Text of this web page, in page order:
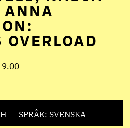
ANNA
OVERLOAD
SPRÅK: SVENSKA